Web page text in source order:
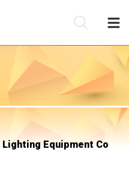
Equipment Co